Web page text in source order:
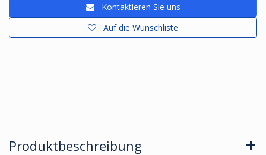
Kontaktieren Sie uns
Auf die Wunschliste
Produktbeschreibung